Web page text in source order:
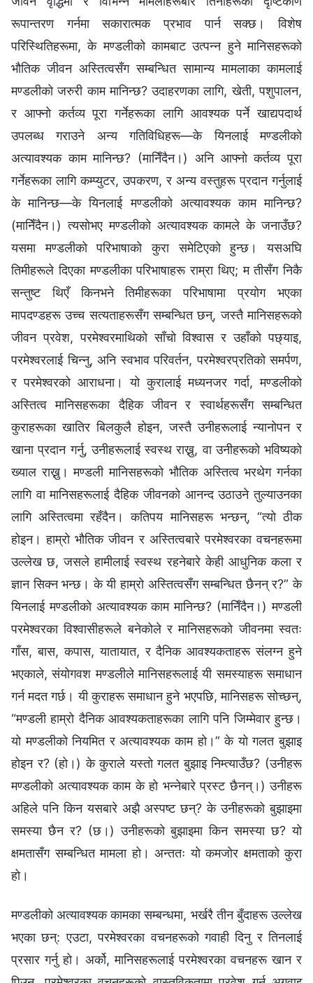
रूपान्तरण गर्नमा सकारात्मक प्रभाव पार्न सक्छ। विशेष
परिस्थितिहरूमा, के मण्डलीको कामबाट उत्पन्न हुने मानिसहरूको
भौतिक जीवन अस्तित्वसँग सम्बन्धित सामान्य मामलाका कामलाई
मण्डलीको जरुरी काम मानिन्छ? उदाहरणका लागि, खेती, पशुपालन,
र आफ्नो कर्तव्य पूरा गर्नेहरूका लागि आवश्यक पर्ने खाद्यपदार्थ
उपलब्ध गराउने अन्य गतिविधिहरू—के यिनलाई मण्डलीको
अत्यावश्यक काम मानिन्छ? (मानिँदैन।) अनि आफ्नो कर्तव्य पूरा
गर्नेहरूका लागि कम्प्युटर, उपकरण, र अन्य वस्तुहरू प्रदान गर्नुलाई
के मानिन्छ—के यिनलाई मण्डलीको अत्यावश्यक काम मानिन्छ?
(मानिँदैन।) त्यसोभए मण्डलीको अत्यावश्यक कामले के जनाउँछ?
यसमा मण्डलीको परिभाषाको कुरा समेटिएको हुन्छ। यसअघि
तिमीहरूले दिएका मण्डलीका परिभाषाहरू राम्रा थिए; म तीसँग निकै
सन्तुष्ट थिएँ किनभने तिमीहरूका परिभाषामा प्रयोग भएका
मापदण्डहरू उच्च सत्यताहरूसँग सम्बन्धित छन्, जस्तै मानिसहरूको
जीवन प्रवेश, परमेश्‍वरमाथिको साँचो विश्‍वास र उहाँको पछ्याइ,
परमेश्‍वरलाई चिन्नु, अनि स्वभाव परिवर्तन, परमेश्‍वरप्रतिको समर्पण,
र परमेश्‍वरको आराधना। यो कुरालाई मध्यनजर गर्दा, मण्डलीको
अस्तित्व मानिसहरूका दैहिक जीवन र स्वार्थहरूसँग सम्बन्धित
कुराहरूका खातिर बिलकुलै होइन, जस्तै उनीहरूलाई न्यानोपन र
खाना प्रदान गर्नु, उनीहरूलाई स्वस्थ राख्नु, वा उनीहरूको भविष्यको
ख्याल राख्नु। मण्डली मानिसहरूको भौतिक अस्तित्व भरथेग गर्नका
लागि वा मानिसहरूलाई दैहिक जीवनको आनन्द उठाउने तुल्याउनका
लागि अस्तित्वमा रहँदैन। कतिपय मानिसहरू भन्छन्, “त्यो ठीक
होइन। हाम्रो भौतिक जीवन र अस्तित्वबारे परमेश्‍वरका वचनहरूमा
उल्लेख छ, जसले हामीलाई स्वस्थ रहनेबारे केही आधुनिक कला र
ज्ञान सिक्न भन्छ। के यी हाम्रो अस्तित्वसँग सम्बन्धित छैनन् र?” के
यिनलाई मण्डलीको अत्यावश्यक काम मानिन्छ? (मानिँदैन।) मण्डली
परमेश्‍वरका विश्‍वासीहरूले बनेकोले र मानिसहरूको जीवनमा स्वतः
गाँस, बास, कपास, यातायात, र दैनिक आवश्यकताहरू संलग्न हुने
भएकाले, संयोगवश मण्डलीले मानिसहरूलाई यी समस्याहरू समाधान
गर्न मदत गर्छ। यी कुराहरू समाधान हुने भएपछि, मानिसहरू सोच्छन्,
“मण्डली हाम्रो दैनिक आवश्यकताहरूका लागि पनि जिम्मेवार हुन्छ।
यो मण्डलीको नियमित र अत्यावश्यक काम हो।” के यो गलत बुझाइ
होइन र? (हो।) के कुराले यस्तो गलत बुझाइ निम्त्याउँछ? (उनीहरू
मण्डलीको अत्यावश्यक काम के हो भन्नेबारे प्रस्ट छैनन्।) उनीहरू
अहिले पनि किन यसबारे अझै अस्पष्ट छन्? के उनीहरूको बुझाइमा
समस्या छैन र? (छ।) उनीहरूको बुझाइमा किन समस्या छ? यो
क्षमतासँग सम्बन्धित मामला हो। अन्ततः यो कमजोर क्षमताको कुरा
हो।
मण्डलीको अत्यावश्यक कामका सम्बन्धमा, भर्खरै तीन बुँदाहरू उल्लेख
भएका छन्: एउटा, परमेश्‍वरका वचनहरूको गवाही दिनु र तिनलाई
प्रसार गर्नु हो। अर्को, मानिसहरूलाई परमेश्‍वरका वचनहरू खान र